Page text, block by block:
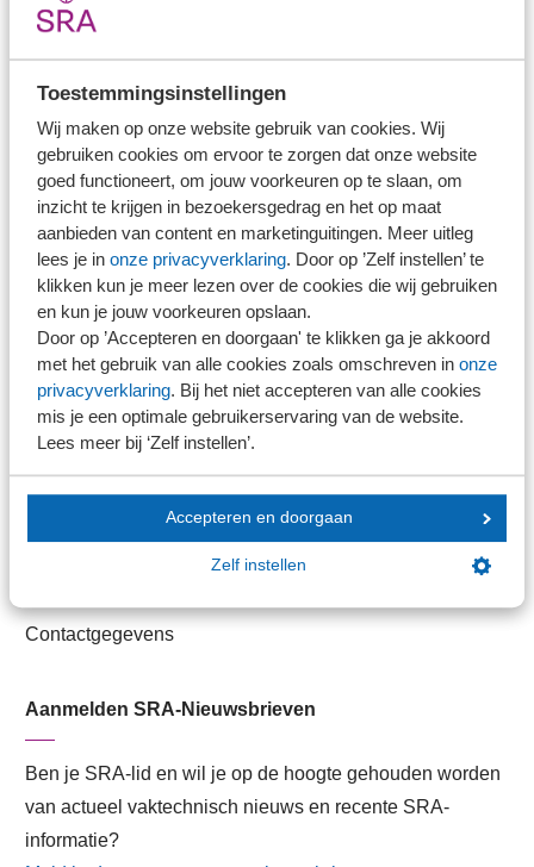
Toestemmingsinstellingen
Wij maken op onze website gebruik van cookies. Wij
gebruiken cookies om ervoor te zorgen dat onze website
goed functioneert, om jouw voorkeuren op te slaan, om
inzicht te krijgen in bezoekersgedrag en het op maat
aanbieden van content en marketinguitingen. Meer uitleg
lees je in onze privacyverklaring. Door op ’Zelf instellen’ te
klikken kun je meer lezen over de cookies die wij gebruiken
en kun je jouw voorkeuren opslaan.
Door op ’Accepteren en doorgaan' te klikken ga je akkoord
met het gebruik van alle cookies zoals omschreven in onze
privacyverklaring. Bij het niet accepteren van alle cookies
mis je een optimale gebruikerservaring van de website.
Lees meer bij ‘Zelf instellen’.
Accepteren en doorgaan
Zelf instellen
Direct naar
Stel je vaktechnische vraag
Branche in Zicht
Dossiers
Kantoorvinder
Nieuwsbank
Handige links
Veilig bestanden delen
SRA-gecertificeerd
Werken bij SRA
Contact
Contactgegevens
Aanmelden SRA-Nieuwsbrieven
Ben je SRA-lid en wil je op de hoogte gehouden worden
van actueel vaktechnisch nieuws en recente SRA-
informatie?